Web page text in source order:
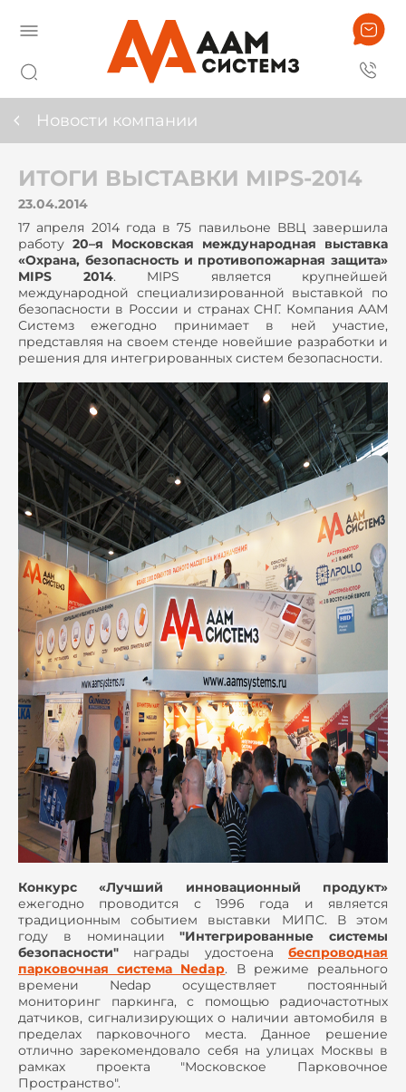
Новости компании
ИТОГИ ВЫСТАВКИ MIPS-2014
23.04.2014
17 апреля 2014 года в 75 павильоне ВВЦ завершила
работу 20–я Московская международная выставка
«Охрана, безопасность и противопожарная защита»
MIPS 2014. MIPS является крупнейшей
международной специализированной выставкой по
безопасности в России и странах СНГ. Компания ААМ
Системз ежегодно принимает в ней участие,
представляя на своем стенде новейшие разработки и
решения для интегрированных систем безопасности.
Конкурс «Лучший инновационный продукт»
ежегодно проводится с 1996 года и является
традиционным событием выставки МИПС. В этом
году в номинации"Интегрированные системы
безопасности" награды удостоена беспроводная
парковочная система Nedap. В режиме реального
времени Nedap осуществляет постоянный
мониторинг паркинга, с помощью радиочастотных
датчиков, сигнализирующих о наличии автомобиля в
пределах парковочного места. Данное решение
отлично зарекомендовало себя на улицах Москвы в
рамках проекта "Московское Парковочное
Пространство".